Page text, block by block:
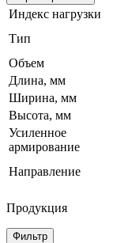
Индекс нагрузки
Тип
Объем
Длина, мм
Ширина, мм
Высота, мм
Усиленное
армирование
Направление
Продукция
Фильтр